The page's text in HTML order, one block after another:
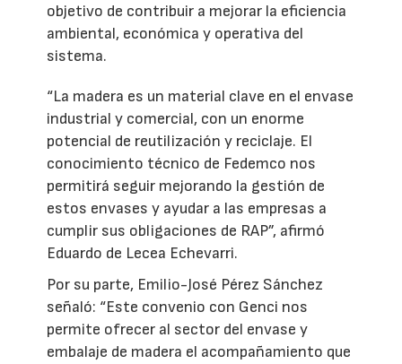
objetivo de contribuir a mejorar la eficiencia
ambiental, económica y operativa del
sistema.
“La madera es un material clave en el envase
industrial y comercial, con un enorme
potencial de reutilización y reciclaje. El
conocimiento técnico de Fedemco nos
permitirá seguir mejorando la gestión de
estos envases y ayudar a las empresas a
cumplir sus obligaciones de RAP”, afirmó
Eduardo de Lecea Echevarri.
Por su parte, Emilio-José Pérez Sánchez
señaló: “Este convenio con Genci nos
permite ofrecer al sector del envase y
embalaje de madera el acompañamiento que